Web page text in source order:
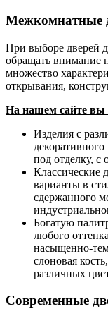
Межкомнатные
При выборе дверей
обращать внимание
множество
открывания,
На нашем сайте вы
Изделия с
под отделку, с
Классические
варианты в
сдержанного
Богатую
любого
насыщенно-
слоновая
различных
Современные